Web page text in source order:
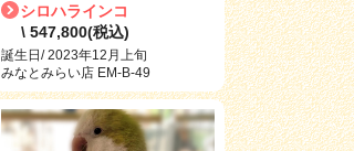
シロハラインコ
\ 547,800(税込)
誕生日/ 2023年12月上旬
みなとみらい店 EM-B-49